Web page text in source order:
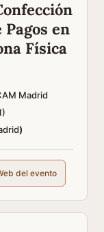
en
Física
Madrid
)
del evento